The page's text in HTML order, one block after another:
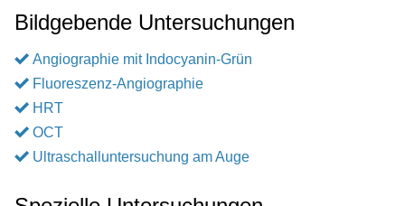
Bildgebende Untersuchungen
Angiographie mit Indocyanin-Grün
Fluoreszenz-Angiographie
HRT
OCT
Ultraschalluntersuchung am Auge